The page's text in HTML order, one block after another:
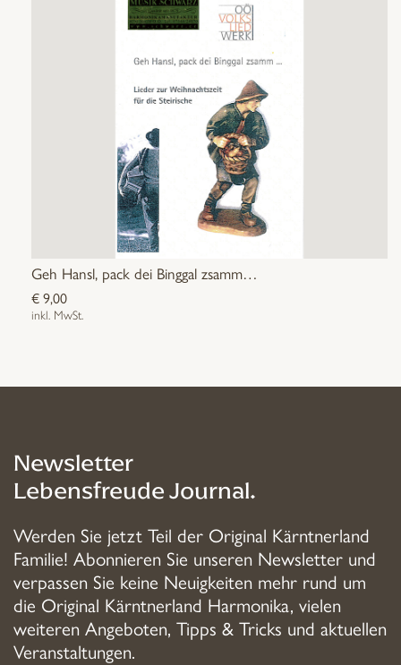
Geh Hansl, pack dei Binggal zsamm…
€9,00
inkl. MwSt.
Newsletter
Lebensfreude Journal.
Werden Sie jetzt Teil der Original Kärntnerland
Familie! Abonnieren Sie unseren Newsletter und
verpassen Sie keine Neuigkeiten mehr rund um
die Original Kärntnerland Harmonika, vielen
weiteren Angeboten, Tipps & Tricks und aktuellen
Veranstaltungen.